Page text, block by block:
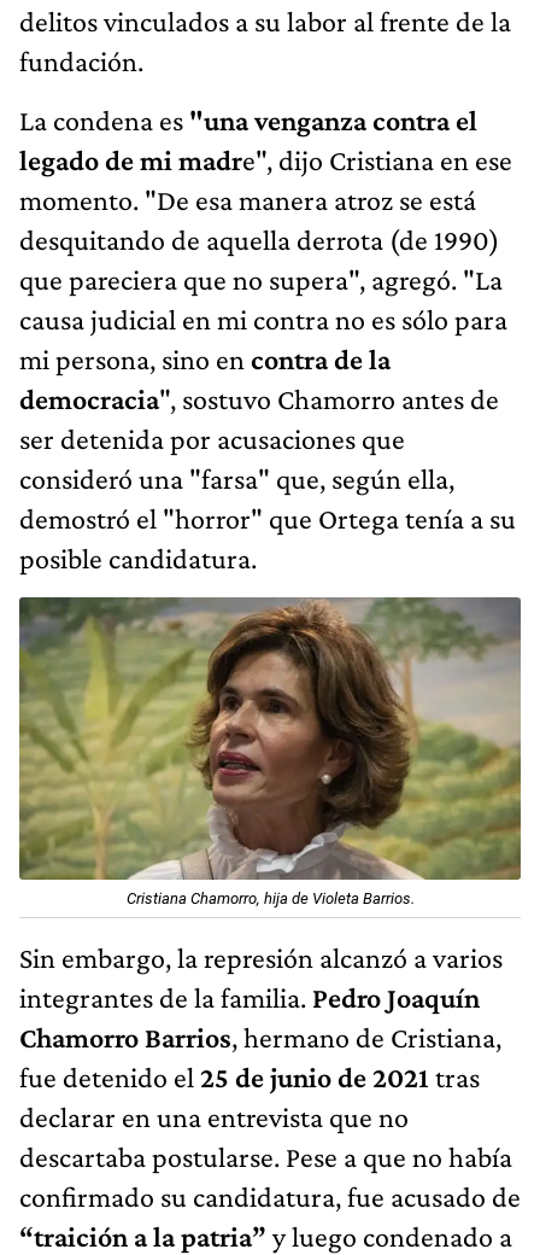
delitos vinculados a su labor al frente de la
fundación.
La condena es "una venganza contra el
legado de mi madre", dijo Cristiana en ese
momento. "De esa manera atroz se está
desquitando de aquella derrota (de 1990)
que pareciera que no supera", agregó. "La
causa judicial en mi contra no es sólo para
mi persona, sino en contra de la
democracia", sostuvo Chamorro antes de
ser detenida por acusaciones que
consideró una "farsa" que, según ella,
demostró el "horror" que Ortega tenía a su
posible candidatura.
Cristiana Chamorro, hija de Violeta Barrios.
Sin embargo, la represión alcanzó a varios
integrantes de la familia. Pedro Joaquín
Chamorro Barrios, hermano de Cristiana,
fue detenido el 25 de junio de 2021 tras
declarar en una entrevista que no
descartaba postularse. Pese a que no había
confirmado su candidatura, fue acusado de
“traición a la patria” y luego condenado a